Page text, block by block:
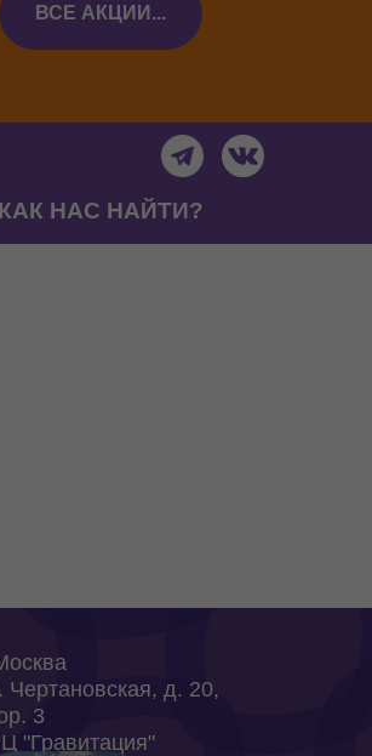
ВСЕ АКЦИИ...
КАК НАС НАЙТИ?
Чертановская, д. 20,
3
"Гравитация"